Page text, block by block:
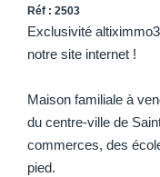
Réf : 2503
Exclusivité
notre site internet !
Maison familiale à
du centre-ville de
commerces, des
pied.